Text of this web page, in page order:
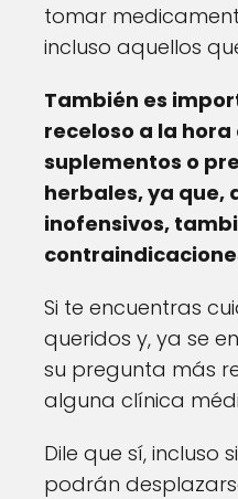
tomar
incluso aquellos
También es
receloso a la
suplementos o
herbales, ya que,
inofensivos,
Si te encuentras
queridos y, ya se
su pregunta más
alguna clínica
Dile que sí, incluso
podrán